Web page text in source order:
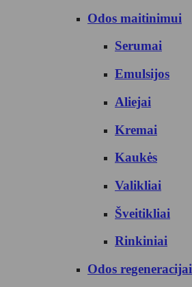
Odos maitinimui
Serumai
Emulsijos
Aliejai
Kremai
Kaukės
Valikliai
Šveitikliai
Rinkiniai
Odos regeneracijai